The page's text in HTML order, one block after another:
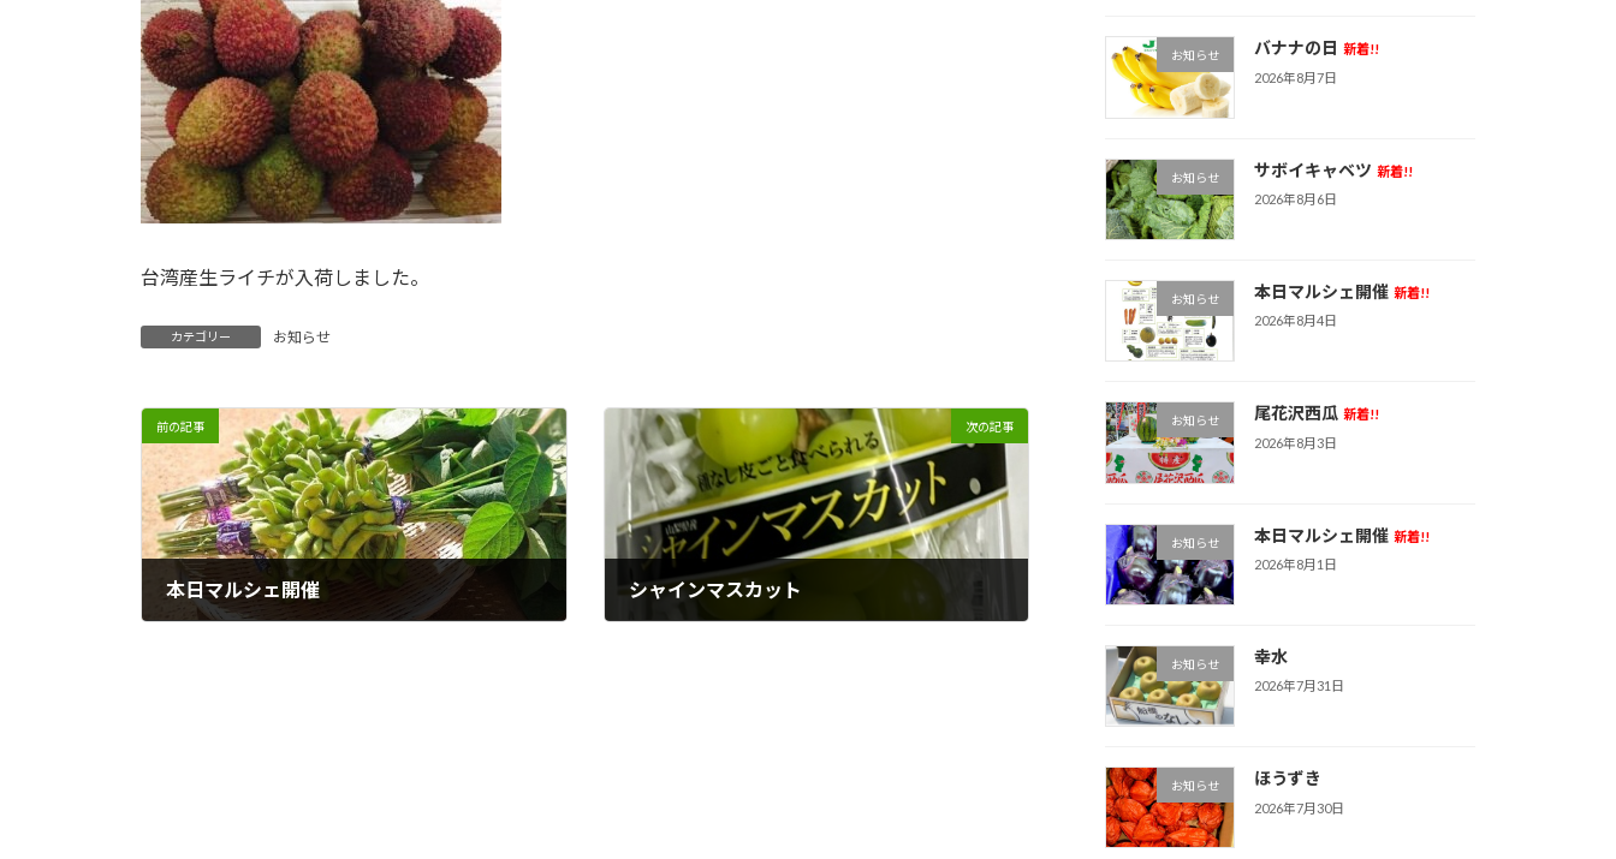
台湾産生ライチが入荷しました。
カテゴリー お知らせ
前の記事
本日マルシェ開催
次の記事
シャインマスカット
お知らせ バナナの日 新着!!
2026年8月7日
お知らせ サボイキャベツ 新着!!
2026年8月6日
お知らせ 本日マルシェ開催 新着!!
2026年8月4日
お知らせ 尾花沢西瓜 新着!!
2026年8月3日
お知らせ 本日マルシェ開催 新着!!
2026年8月1日
お知らせ 幸水
2026年7月31日
お知らせ ほうずき
2026年7月30日